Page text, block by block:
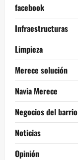
facebook
Infraestructuras
Limpieza
Merece solución
Navia Merece
Negocios del barrio
Noticias
Opinión